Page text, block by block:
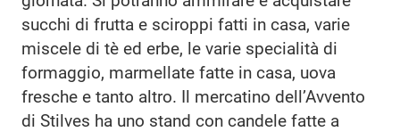
succhi di frutta e sciroppi fatti in casa, varie
miscele di tè ed erbe, le varie specialità di
formaggio, marmellate fatte in casa, uova
fresche e tanto altro. Il mercatino dell’Avvento
di Stilves ha uno stand con candele fatte a